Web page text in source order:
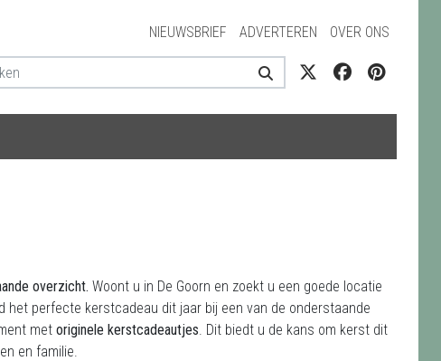
NIEUWSBRIEF ADVERTEREN OVER ONS
overzicht. Woont u in De Goorn en zoekt u een goede locatie
het perfecte kerstcadeau dit jaar bij een van de onderstaande
met originele kerstcadeautjes. Dit biedt u de kans om kerst dit
en familie.